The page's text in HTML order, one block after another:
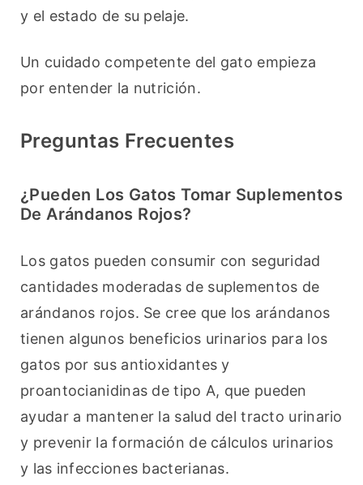
y el estado de su pelaje.
Un cuidado competente del gato empieza
por entender la nutrición.
Preguntas Frecuentes
¿Pueden Los Gatos Tomar Suplementos
De Arándanos Rojos?
Los gatos pueden consumir con seguridad
cantidades moderadas de suplementos de
arándanos rojos. Se cree que los arándanos
tienen algunos beneficios urinarios para los
gatos por sus antioxidantes y
proantocianidinas de tipo A, que pueden
ayudar a mantener la salud del tracto urinario
y prevenir la formación de cálculos urinarios
y las infecciones bacterianas.